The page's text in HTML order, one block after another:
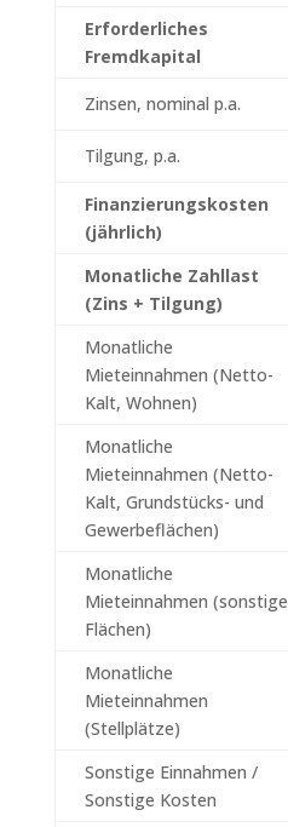
Erforderliches
Fremdkapital
Zinsen, nominal p.a.
Tilgung, p.a.
Finanzierungskosten
(jährlich)
Monatliche Zahllast
(Zins + Tilgung)
Monatliche
Mieteinnahmen (Netto-
Kalt, Wohnen)
Monatliche
Mieteinnahmen (Netto-
Kalt, Grundstücks- und
Gewerbeflächen)
Monatliche
Mieteinnahmen (sonstige
Flächen)
Monatliche
Mieteinnahmen
(Stellplätze)
Sonstige Einnahmen /
Sonstige Kosten